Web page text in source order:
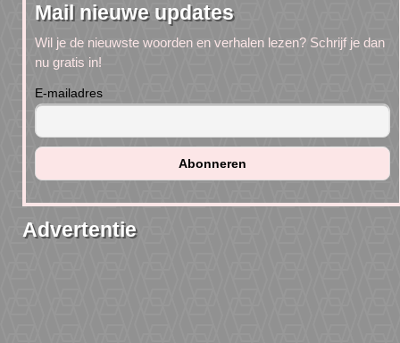
Mail nieuwe updates
Wil je de nieuwste woorden en verhalen lezen? Schrijf je dan
nu gratis in!
E-mailadres
Advertentie